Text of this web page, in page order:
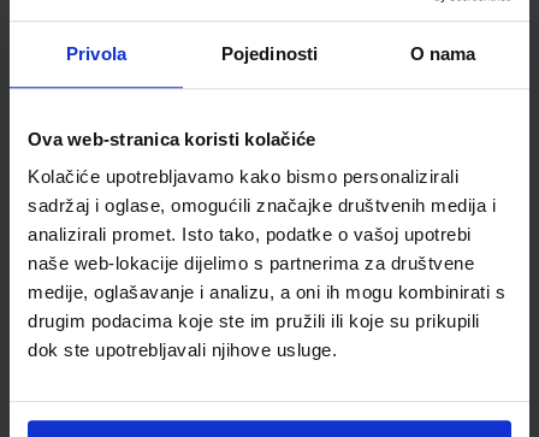
Privola Pojedinosti O nama
Ova web-stranica koristi kolačiće
Kolačiće upotrebljavamo kako bismo personalizirali
sadržaj i oglase, omogućili značajke društvenih medija i
analizirali promet. Isto tako, podatke o vašoj upotrebi
naše web-lokacije dijelimo s partnerima za društvene
medije, oglašavanje i analizu, a oni ih mogu kombinirati s
drugim podacima koje ste im pružili ili koje su prikupili
dok ste upotrebljavali njihove usluge.
Šifra proizvoda
811434
Jedinična mjera
Newsletter prijava